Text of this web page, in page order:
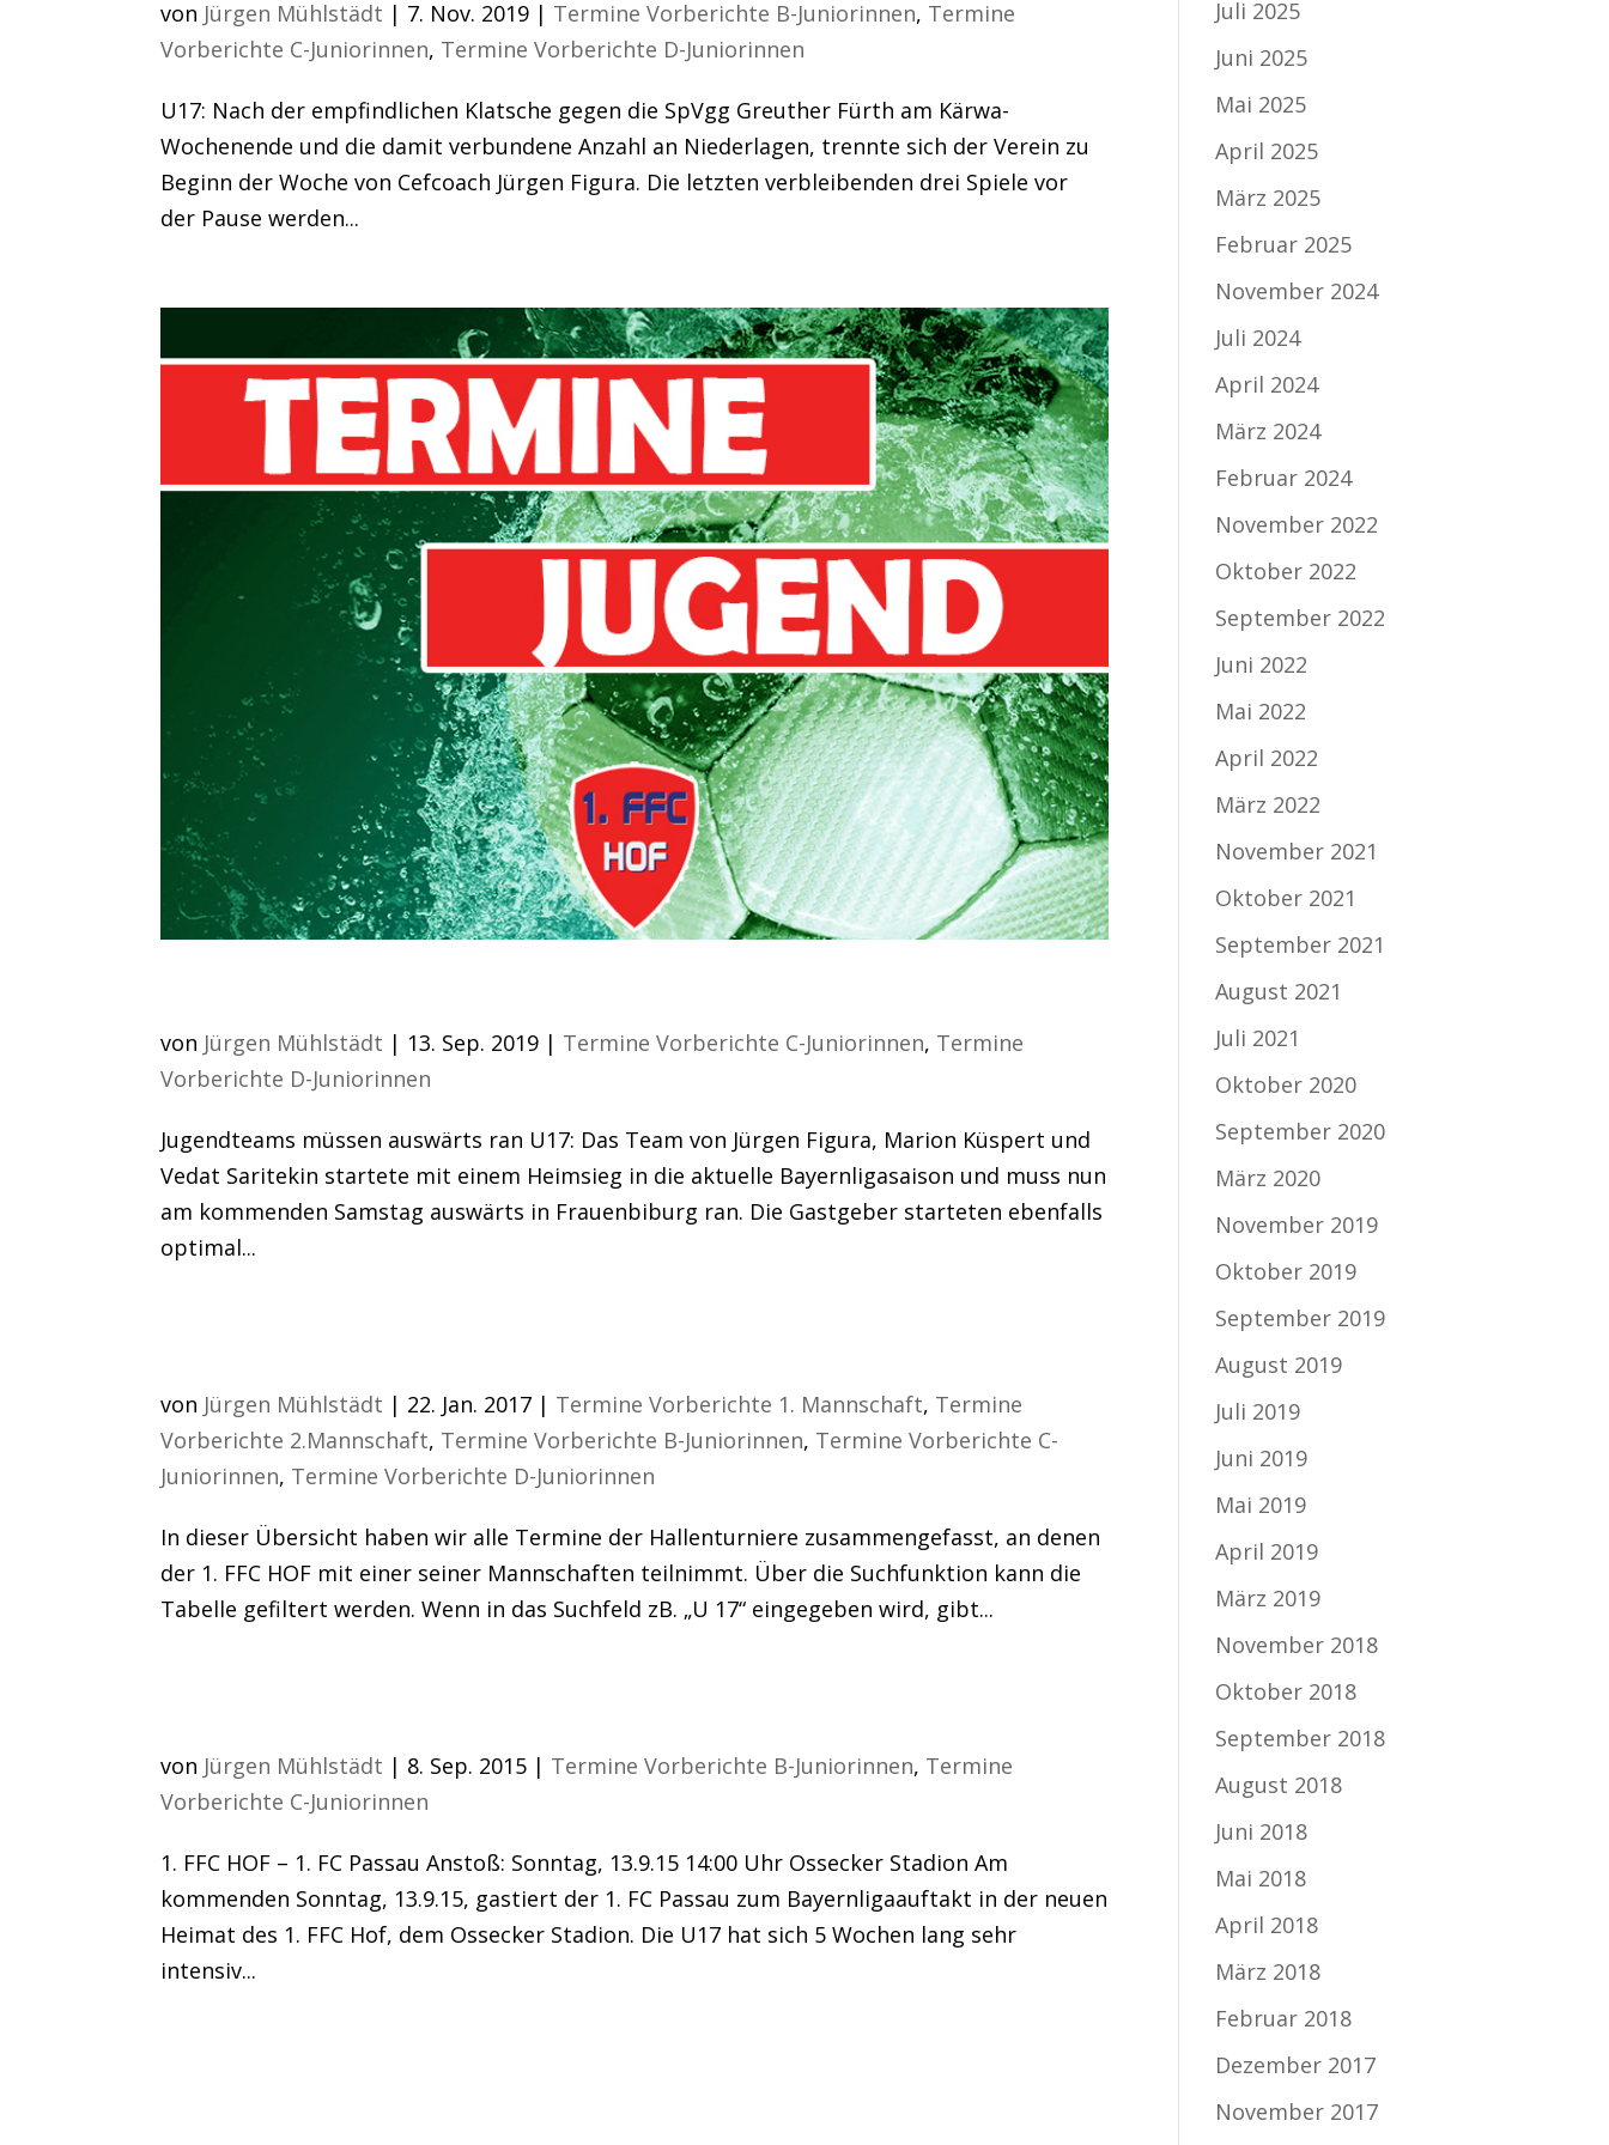
von Jürgen Mühlstädt | 7. Nov. 2019 | Termine Vorberichte B-Juniorinnen, Termine
Vorberichte C-Juniorinnen, Termine Vorberichte D-Juniorinnen
U17: Nach der empfindlichen Klatsche gegen die SpVgg Greuther Fürth am Kärwa-
Wochenende und die damit verbundene Anzahl an Niederlagen, trennte sich der Verein zu
Beginn der Woche von Cefcoach Jürgen Figura. Die letzten verbleibenden drei Spiele vor
der Pause werden...
von Jürgen Mühlstädt | 13. Sep. 2019 | Termine Vorberichte C-Juniorinnen, Termine
Vorberichte D-Juniorinnen
Jugendteams müssen auswärts ran U17: Das Team von Jürgen Figura, Marion Küspert und
Vedat Saritekin startete mit einem Heimsieg in die aktuelle Bayernligasaison und muss nun
am kommenden Samstag auswärts in Frauenbiburg ran. Die Gastgeber starteten ebenfalls
optimal...
von Jürgen Mühlstädt | 22. Jan. 2017 | Termine Vorberichte 1. Mannschaft, Termine
Vorberichte 2.Mannschaft, Termine Vorberichte B-Juniorinnen, Termine Vorberichte C-
Juniorinnen, Termine Vorberichte D-Juniorinnen
In dieser Übersicht haben wir alle Termine der Hallenturniere zusammengefasst, an denen
der 1. FFC HOF mit einer seiner Mannschaften teilnimmt. Über die Suchfunktion kann die
Tabelle gefiltert werden. Wenn in das Suchfeld zB. „U 17“ eingegeben wird, gibt...
von Jürgen Mühlstädt | 8. Sep. 2015 | Termine Vorberichte B-Juniorinnen, Termine
Vorberichte C-Juniorinnen
1. FFC HOF – 1. FC Passau Anstoß: Sonntag, 13.9.15 14:00 Uhr Ossecker Stadion Am
kommenden Sonntag, 13.9.15, gastiert der 1. FC Passau zum Bayernligaauftakt in der neuen
Heimat des 1. FFC Hof, dem Ossecker Stadion. Die U17 hat sich 5 Wochen lang sehr
intensiv...
Juli 2025
Juni 2025
Mai 2025
April 2025
März 2025
Februar 2025
November 2024
Juli 2024
April 2024
März 2024
Februar 2024
November 2022
Oktober 2022
September 2022
Juni 2022
Mai 2022
April 2022
März 2022
November 2021
Oktober 2021
September 2021
August 2021
Juli 2021
Oktober 2020
September 2020
März 2020
November 2019
Oktober 2019
September 2019
August 2019
Juli 2019
Juni 2019
Mai 2019
April 2019
März 2019
November 2018
Oktober 2018
September 2018
August 2018
Juni 2018
Mai 2018
April 2018
März 2018
Februar 2018
Dezember 2017
November 2017